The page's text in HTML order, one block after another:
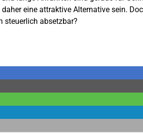
daher eine attraktive Alternative sein.
steuerlich absetzbar?